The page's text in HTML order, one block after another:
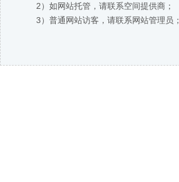
2）如网站托管，请联系空间提供商；
3）普通网站访客，请联系网站管理员；